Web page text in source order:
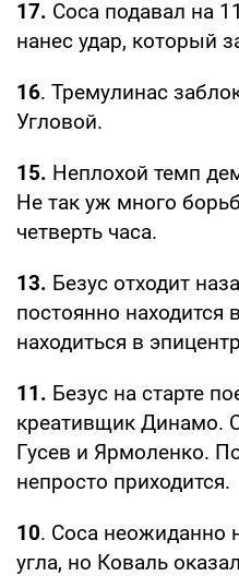
17. Соса подавал на
нанес удар, который
16. Тремулинас
Угловой.
15. Неплохой темп
Не так уж много
четверть часа.
13. Безус отходит
постоянно находится
находиться в
11. Безус на старте
креативщик Динамо.
Гусев и Ярмоленко.
непросто приходится.
10. Соса неожиданно
угла, но Коваль